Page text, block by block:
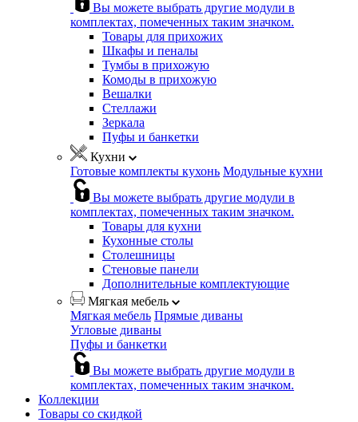
Вы можете выбрать другие модули в
комплектах, помеченных таким значком.
Товары для прихожих
Шкафы и пеналы
Тумбы в прихожую
Комоды в прихожую
Вешалки
Стеллажи
Зеркала
Пуфы и банкетки
Кухни
Готовые комплекты кухонь Модульные кухни
Вы можете выбрать другие модули в
комплектах, помеченных таким значком.
Товары для кухни
Кухонные столы
Столешницы
Стеновые панели
Дополнительные комплектующие
Мягкая мебель
Мягкая мебель Прямые диваны
Угловые диваны
Пуфы и банкетки
Вы можете выбрать другие модули в
комплектах, помеченных таким значком.
Коллекции
Товары со скидкой